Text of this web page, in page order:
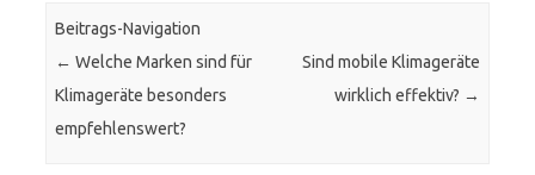
Beitrags-Navigation
← Welche Marken sind für
Klimageräte besonders
empfehlenswert?
Sind mobile Klimageräte
wirklich effektiv? →